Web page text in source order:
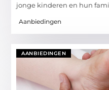
jonge kinderen en hun
Aanbiedingen
AANBIEDINGEN